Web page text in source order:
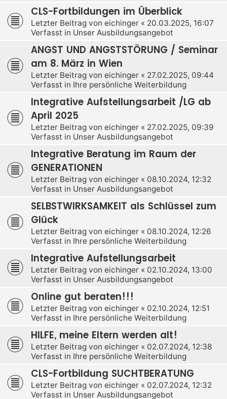
CLS-Fortbildungen im Überblick
Letzter Beitrag von eichinger « 20.03.2025, 16:07
Verfasst in Unser Ausbildungsangebot
ANGST UND ANGSTSTÖRUNG / Seminar
am 8. März in Wien
Letzter Beitrag von eichinger « 27.02.2025, 09:44
Verfasst in Ihre persönliche Weiterbildung
Integrative Aufstellungsarbeit /LG ab
April 2025
Letzter Beitrag von eichinger « 27.02.2025, 09:39
Verfasst in Unser Ausbildungsangebot
Integrative Beratung im Raum der
GENERATIONEN
Letzter Beitrag von eichinger « 08.10.2024, 12:32
Verfasst in Unser Ausbildungsangebot
SELBSTWIRKSAMKEIT als Schlüssel zum
Glück
Letzter Beitrag von eichinger « 08.10.2024, 12:26
Verfasst in Ihre persönliche Weiterbildung
Integrative Aufstellungsarbeit
Letzter Beitrag von eichinger « 02.10.2024, 13:00
Verfasst in Unser Ausbildungsangebot
Online gut beraten!!!
Letzter Beitrag von eichinger « 02.10.2024, 12:51
Verfasst in Ihre persönliche Weiterbildung
HILFE, meine Eltern werden alt!
Letzter Beitrag von eichinger « 02.07.2024, 12:38
Verfasst in Ihre persönliche Weiterbildung
CLS-Fortbildung SUCHTBERATUNG
Letzter Beitrag von eichinger « 02.07.2024, 12:32
Verfasst in Unser Ausbildungsangebot